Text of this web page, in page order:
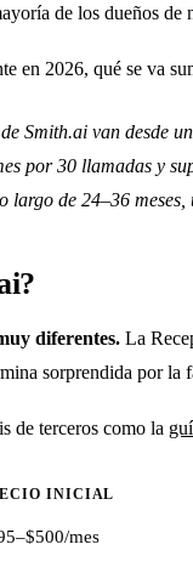
de los dueños de
en 2026, qué se va
Smith.ai van desde
por 30 llamadas y
de 24–36 meses,
diferentes. La
sorprendida por la
de terceros como la
INICIAL
mes